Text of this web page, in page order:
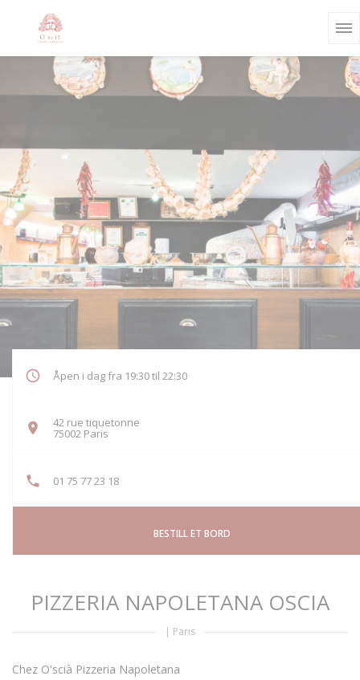
Åpen i dag fra 19:30 til 22:30
42 rue tiquetonne
75002 Paris
01 75 77 23 18
BESTILL ET BORD
PIZZERIA NAPOLETANA OSCIA
| Paris
Chez O'scià Pizzeria Napoletana